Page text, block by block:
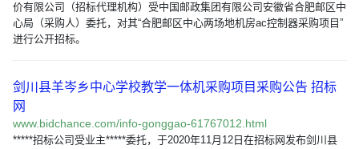
价有限公司（招标代理机构）受中国邮政集团有限公司安徽省合肥邮区中
心局（采购人）委托，对其“合肥邮区中心两场地机房ac控制器采购项目”
进行公开招标。
剑川县羊岑乡中心学校教学一体机采购项目采购公告 招标
网
www.bidchance.com/info-gonggao-61767012.html
*****招标公司受业主*****委托，于2020年11月12日在招标网发布剑川县